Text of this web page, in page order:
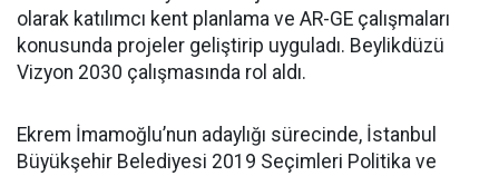
olarak katılımcı kent planlama ve AR-GE çalışmaları
konusunda projeler geliştirip uyguladı. Beylikdüzü
Vizyon 2030 çalışmasında rol aldı.
Ekrem İmamoğlu’nun adaylığı sürecinde, İstanbul
Büyükşehir Belediyesi 2019 Seçimleri Politika ve